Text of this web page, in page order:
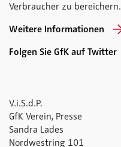
Verbraucher zu bereichern.
Weitere Informationen
Folgen Sie GfK auf Twitter
V.i.S.d.P.
GfK Verein, Presse
Sandra Lades
Nordwestring 101